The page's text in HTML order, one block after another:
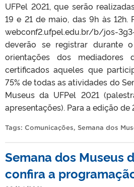
UFPel 2021, que serão
19 e 21 de maio, das 9h às 12h.
webconf2.ufpel.edu.br/b/jos-
deverão se registrar durante
orientações dos mediadores
certificados aqueles que
75% de todas as atividades do
Museus da UFPel 2021
apresentações). Para a edição de
Tags: Comunicações, Semana dos
Semana dos Museus
confira a